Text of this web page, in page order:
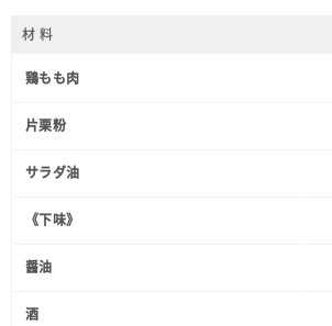
材 料
鶏もも肉
片栗粉
サラダ油
《下味》
醤油
酒